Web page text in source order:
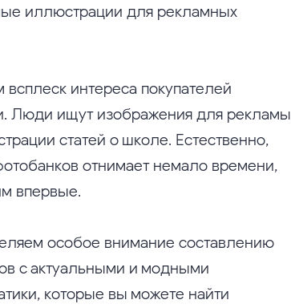
иллюстрации для рекламных
интереса покупателей
Люди ищут изображения для рекламы
статей о школе. Естественно,
отнимает немало времени,
впервые.
особое внимание составлению
с актуальными и модными
которые вы можете найти